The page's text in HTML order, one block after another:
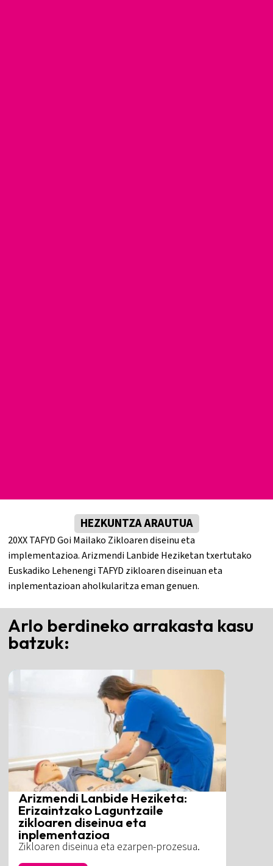
HEZKUNTZA ARAUTUA
20XX TAFYD Goi Mailako Zikloaren diseinu eta
implementazioa. Arizmendi Lanbide Heziketan txertutako
Euskadiko Lehenengi TAFYD zikloaren diseinuan eta
inplementazioan aholkularitza eman genuen.
Arlo berdineko arrakasta kasu
batzuk:
Arizmendi Lanbide Heziketa:
Erizaintzako Laguntzaile
zikloaren diseinua eta
inplementazioa
Zikloaren diseinua eta ezarpen-prozesua.